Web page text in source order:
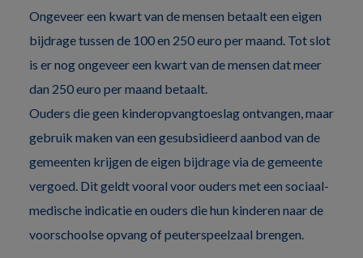
Ongeveer een kwart van de mensen betaalt een eigen
bijdrage tussen de 100 en 250 euro per maand. Tot slot
is er nog ongeveer een kwart van de mensen dat meer
dan 250 euro per maand betaalt.
Ouders die geen kinderopvangtoeslag ontvangen, maar
gebruik maken van een gesubsidieerd aanbod van de
gemeenten krijgen de eigen bijdrage via de gemeente
vergoed. Dit geldt vooral voor ouders met een sociaal-
medische indicatie en ouders die hun kinderen naar de
voorschoolse opvang of peuterspeelzaal brengen.